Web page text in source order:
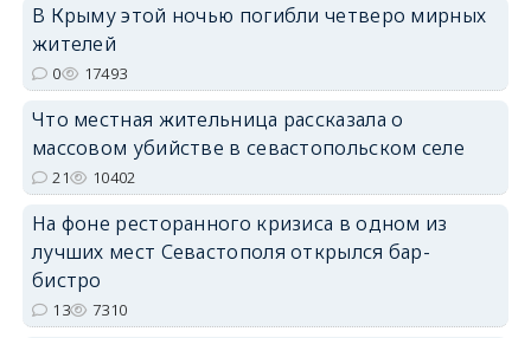
В Крыму этой ночью погибли четверо мирных
жителей
0 17493
Что местная жительница рассказала о
массовом убийстве в севастопольском селе
21 10402
На фоне ресторанного кризиса в одном из
лучших мест Севастополя открылся бар-
бистро
13 7310